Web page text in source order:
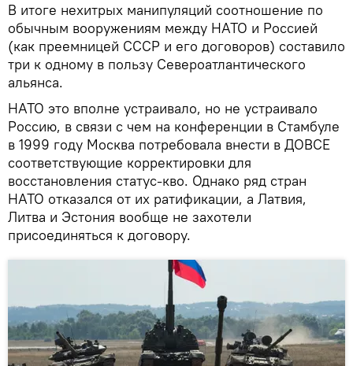
В итоге нехитрых манипуляций соотношение по
обычным вооружениям между НАТО и Россией
(как преемницей СССР и его договоров) составило
три к одному в пользу Североатлантического
альянса.
НАТО это вполне устраивало, но не устраивало
Россию, в связи с чем на конференции в Стамбуле
в 1999 году Москва потребовала внести в ДОВСЕ
соответствующие корректировки для
восстановления статус-кво. Однако ряд стран
НАТО отказался от их ратификации, а Латвия,
Литва и Эстония вообще не захотели
присоединяться к договору.